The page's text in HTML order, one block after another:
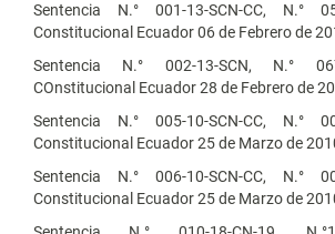
Sentencia N.° 001-13-SCN-CC, N.°
Constitucional Ecuador 06 de Febrero de
Sentencia N.° 002-13-SCN, N.°
COnstitucional Ecuador 28 de Febrero de
Sentencia N.° 005-10-SCN-CC, N.°
Constitucional Ecuador 25 de Marzo de
Sentencia N.° 006-10-SCN-CC, N.°
Constitucional Ecuador 25 de Marzo de